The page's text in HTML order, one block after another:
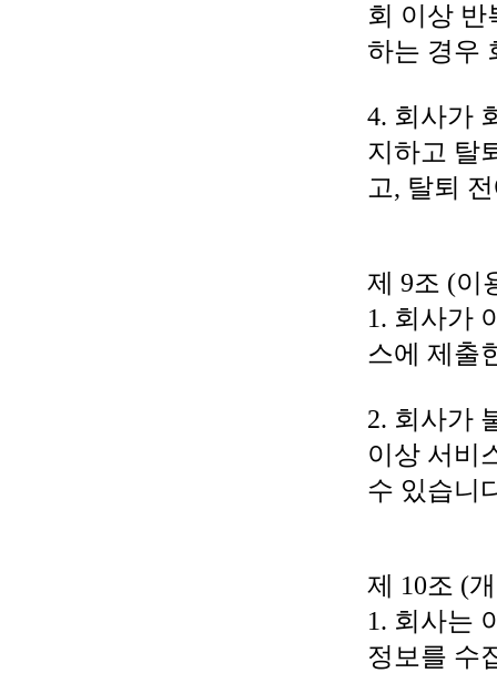
회 이상 반
하는 경우
4. 회사가
지하고 탈
고, 탈퇴
제 9조 (이
1. 회사가
스에 제출
2. 회사가
이상 서비
수 있습니
제 10조 (
1. 회사는
정보를 수